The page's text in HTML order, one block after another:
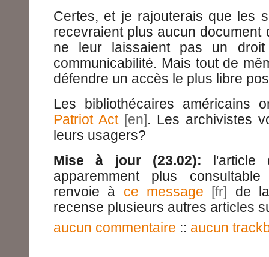
Certes, et je rajouterais que les
recevraient plus aucun document
ne leur laissaient pas un
communicabilité. Mais tout de
défendre un accès le plus libre
Les bibliothécaires américains
Patriot Act
. Les archivistes
leurs usagers?
Mise à jour (23.02): l'article
apparemment plus
renvoie à ce message
de
recense plusieurs autres articles
aucun commentaire :: aucun